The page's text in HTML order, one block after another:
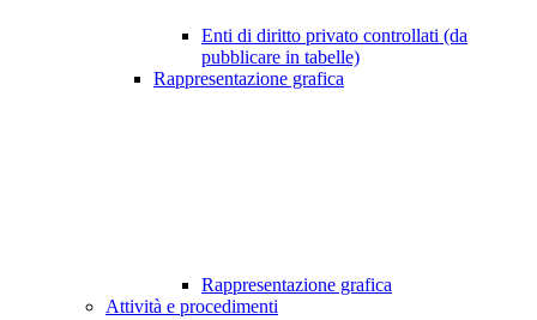
Enti di diritto privato controllati (da
pubblicare in tabelle)
Rappresentazione grafica
Rappresentazione grafica
Attività e procedimenti